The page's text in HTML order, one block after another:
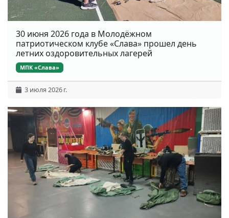
30 июня 2026 года в Молодёжном
патриотическом клубе «Слава» прошел день
летних оздоровительных лагерей
МПК «Слава»
3 июля 2026 г.